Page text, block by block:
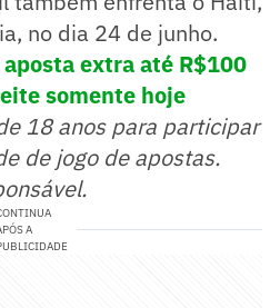
no dia 24 de junho.
extra até R$100
somente hoje
18 anos para participar
de jogo de apostas.
A